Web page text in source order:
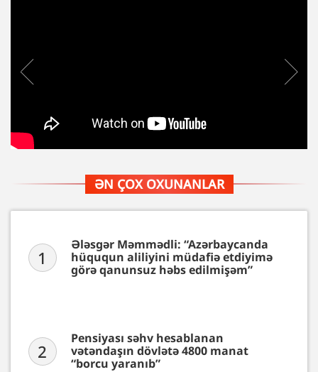
ƏN ÇOX OXUNANLAR
1
Ələsgər Məmmədli: “Azərbaycanda
hüququn aliliyini müdafiə etdiyimə
görə qanunsuz həbs edilmişəm”
2
Pensiyası səhv hesablanan
vətəndaşın dövlətə 4800 manat
“borcu yaranıb”